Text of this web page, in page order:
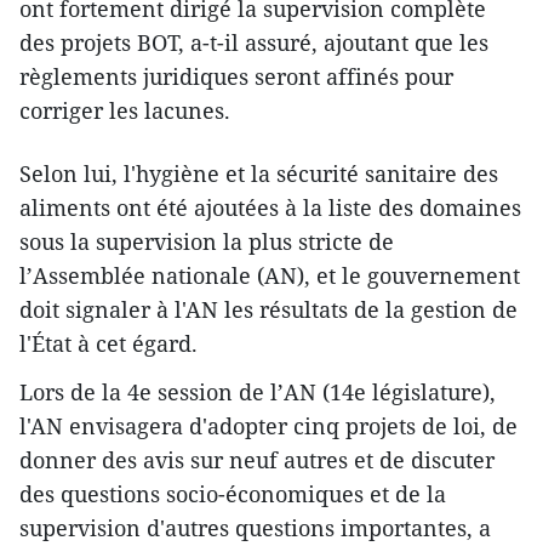
ont fortement dirigé la supervision complète
des projets BOT, a-t-il assuré, ajoutant que les
règlements juridiques seront affinés pour
corriger les lacunes.
Selon lui, l'hygiène et la sécurité sanitaire des
aliments ont été ajoutées à la liste des domaines
sous la supervision la plus stricte de
l’Assemblée nationale (AN), et le gouvernement
doit signaler à l'AN les résultats de la gestion de
l'État à cet égard.
Lors de la 4e session de l’AN (14e législature),
l'AN envisagera d'adopter cinq projets de loi, de
donner des avis sur neuf autres et de discuter
des questions socio-économiques et de la
supervision d'autres questions importantes, a